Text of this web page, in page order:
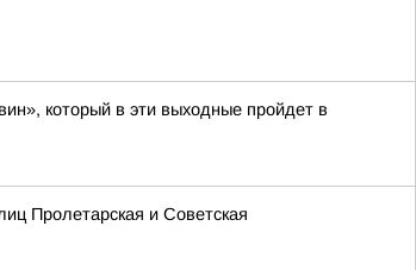
который в эти выходные пройдет в
Пролетарская и Советская